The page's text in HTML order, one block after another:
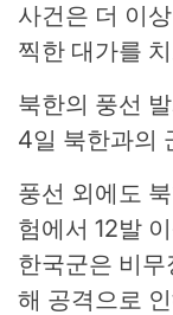
사건은 더 이
찍한 대가를
북한의 풍선
4일 북한과의
풍선 외에도
험에서 12발
한국군은 비
해 공격으로